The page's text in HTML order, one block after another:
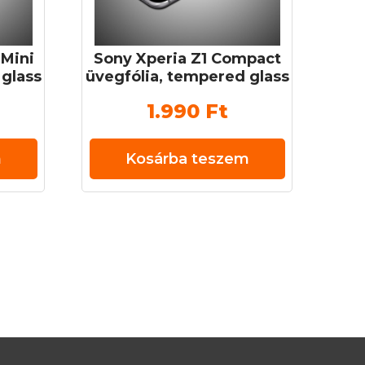
Sony Xperia Z1 Compact
üvegfólia, tempered glass
1.990 Ft
Kosárba teszem